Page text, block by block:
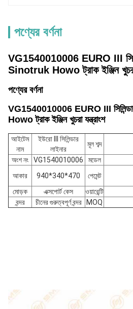
পণ্যের বর্ণনা
VG1540010006 EURO III
Sinotruk Howo ট্রাক ইঞ্জিন খুচরা
পণ্যের বর্ণনা
VG1540010006 EURO III
Howo ট্রাক ইঞ্জিন খুচরা যন্ত্রাংশ
আইটেম
নাম
ইউরো III সিলিন্ডার
লাইনার
মূল শব্দ
অংশ নং
VG1540010006 মডেল
আকার 940*340*470 পেমেন্ট
মোড়ক
এক্সপোর্ট কেস ওয়ারেন্টি
বন্দর
চীনের গুরুত্বপূর্ণ বন্দর MOQ